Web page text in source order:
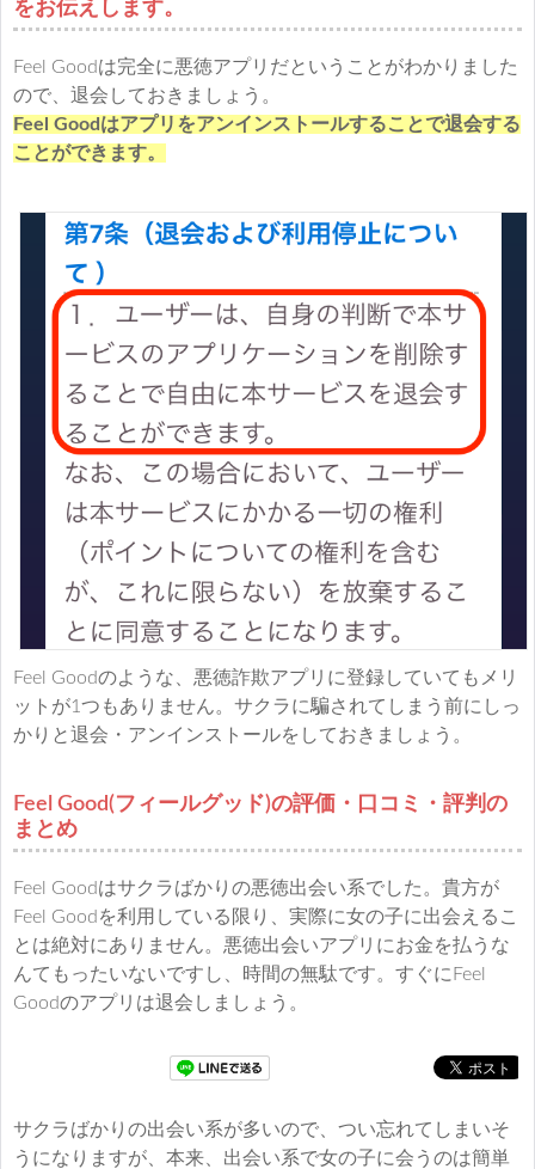
をお伝えします。
Feel Goodは完全に悪徳アプリだということがわかりました
ので、退会しておきましょう。
Feel Goodはアプリをアンインストールすることで退会する
ことができます。
Feel Goodのような、悪徳詐欺アプリに登録していてもメリ
ットが1つもありません。サクラに騙されてしまう前にしっ
かりと退会・アンインストールをしておきましょう。
Feel Good(フィールグッド)の評価・口コミ・評判の
まとめ
Feel Goodはサクラばかりの悪徳出会い系でした。貴方が
Feel Goodを利用している限り、実際に女の子に出会えるこ
とは絶対にありません。悪徳出会いアプリにお金を払うな
んてもったいないですし、時間の無駄です。すぐにFeel
Goodのアプリは退会しましょう。
サクラばかりの出会い系が多いので、つい忘れてしまいそ
うになりますが、本来、出会い系で女の子に会うのは簡単